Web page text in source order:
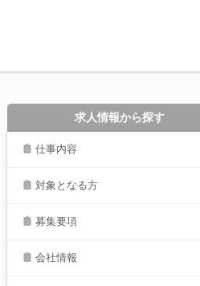
求人情報から探す
仕事内容
対象となる方
募集要項
会社情報